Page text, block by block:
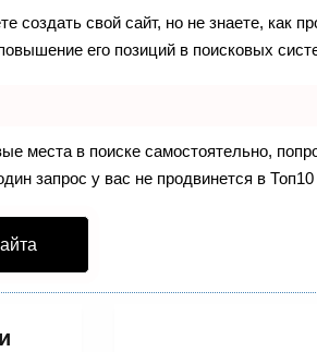
создать свой сайт, но не знаете, как
его позиций в поисковых
места в поиске самостоятельно,
запрос у вас не продвинется в